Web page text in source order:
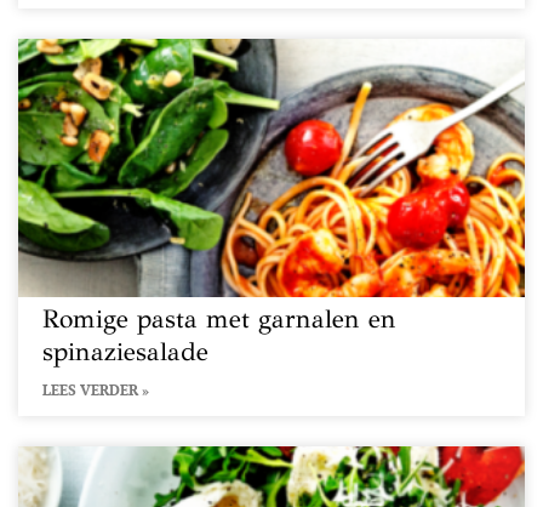
Romige pasta met garnalen en
spinaziesalade
LEES VERDER »